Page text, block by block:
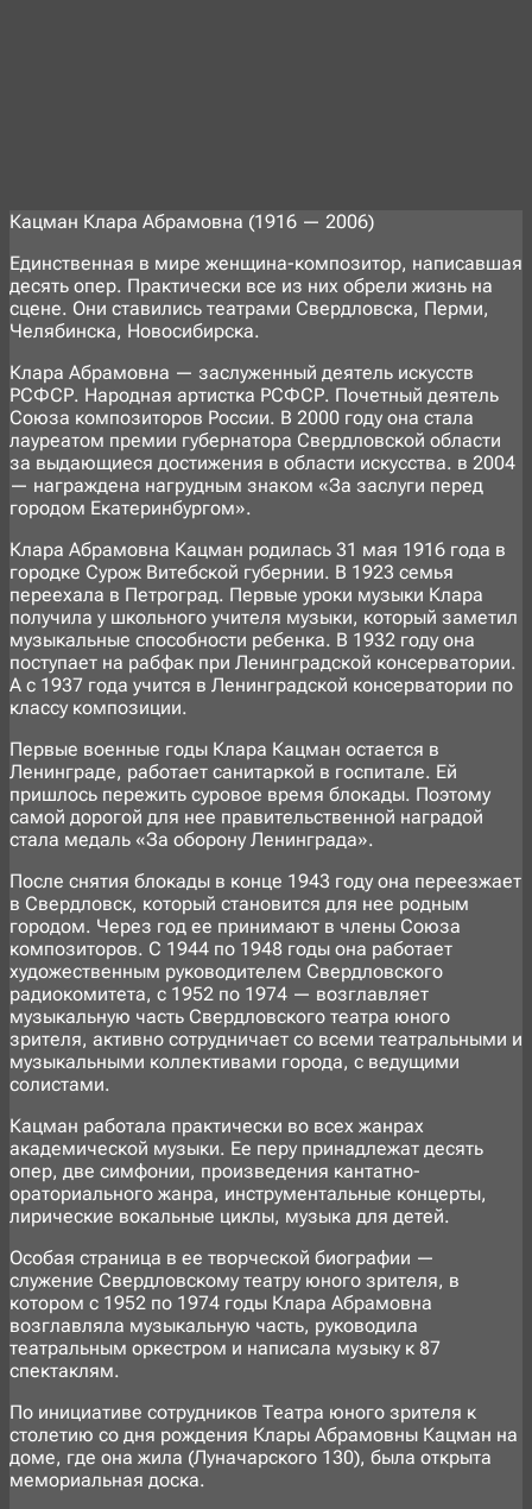
Кацман Клара Абрамовна (1916 — 2006)
Единственная в мире женщина-композитор, написавшая
десять опер. Практически все из них обрели жизнь на
сцене. Они ставились театрами Свердловска, Перми,
Челябинска, Новосибирска.
Клара Абрамовна — заслуженный деятель искусств
РСФСР. Народная артистка РСФСР. Почетный деятель
Союза композиторов России. В 2000 году она стала
лауреатом премии губернатора Свердловской области
за выдающиеся достижения в области искусства. в 2004
— награждена нагрудным знаком «За заслуги перед
городом Екатеринбургом».
Клара Абрамовна Кацман родилась 31 мая 1916 года в
городке Сурож Витебской губернии. В 1923 семья
переехала в Петроград. Первые уроки музыки Клара
получила у школьного учителя музыки, который заметил
музыкальные способности ребенка. В 1932 году она
поступает на рабфак при Ленинградской консерватории.
А с 1937 года учится в Ленинградской консерватории по
классу композиции.
Первые военные годы Клара Кацман остается в
Ленинграде, работает санитаркой в госпитале. Ей
пришлось пережить суровое время блокады. Поэтому
самой дорогой для нее правительственной наградой
стала медаль «За оборону Ленинграда».
После снятия блокады в конце 1943 году она переезжает
в Свердловск, который становится для нее родным
городом. Через год ее принимают в члены Союза
композиторов. С 1944 по 1948 годы она работает
художественным руководителем Свердловского
радиокомитета, с 1952 по 1974 — возглавляет
музыкальную часть Свердловского театра юного
зрителя, активно сотрудничает со всеми театральными и
музыкальными коллективами города, с ведущими
солистами.
Кацман работала практически во всех жанрах
академической музыки. Ее перу принадлежат десять
опер, две симфонии, произведения кантатно-
ораториального жанра, инструментальные концерты,
лирические вокальные циклы, музыка для детей.
Особая страница в ее творческой биографии —
служение Свердловскому театру юного зрителя, в
котором с 1952 по 1974 годы Клара Абрамовна
возглавляла музыкальную часть, руководила
театральным оркестром и написала музыку к 87
спектаклям.
По инициативе сотрудников Театра юного зрителя к
столетию со дня рождения Клары Абрамовны Кацман на
доме, где она жила (Луначарского 130), была открыта
мемориальная доска.